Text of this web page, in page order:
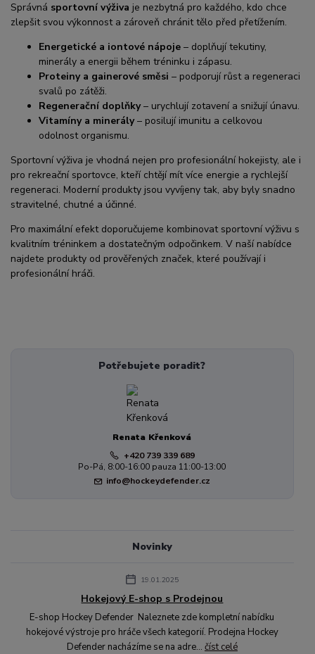
Správná sportovní výživa je nezbytná pro každého, kdo chce
zlepšit svou výkonnost a zároveň chránit tělo před přetížením.
Energetické a iontové nápoje – doplňují tekutiny,
minerály a energii během tréninku i zápasu.
Proteiny a gainerové směsi – podporují růst a regeneraci
svalů po zátěži.
Regenerační doplňky– urychlují zotavení a snižují únavu.
Vitamíny a minerály– posilují imunitu a celkovou
odolnost organismu.
Sportovní výživa je vhodná nejen pro profesionální hokejisty, ale i
pro rekreační sportovce, kteří chtějí mít více energie a rychlejší
regeneraci. Moderní produkty jsou vyvíjeny tak, aby byly snadno
stravitelné, chutné a účinné.
Pro maximální efekt doporučujeme kombinovat sportovní výživu s
kvalitním tréninkem a dostatečným odpočinkem. V naší nabídce
najdete produkty od prověřených značek, které používají i
profesionální hráči.
Potřebujete poradit?
Renata Křenková
+420 739 339 689
Po-Pá, 8:00-16:00 pauza 11:00-13:00
info@hockeydefender.cz
Novinky
19.01.2025
Hokejový E-shop s Prodejnou
E-shop Hockey Defender Naleznete zde kompletní nabídku
hokejové výstroje pro hráče všech kategorií. Prodejna Hockey
Defender nacházíme se na adre... číst celé